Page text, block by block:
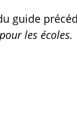
guide
les écoles.